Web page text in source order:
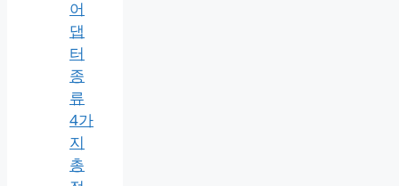
어
댑
터
종
류
4가
지
총